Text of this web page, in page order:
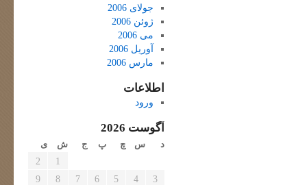
جولای 2006
ژوئن 2006
می 2006
آوریل 2006
مارس 2006
اطلاعات
ورود
آگوست 2026
د س چ پ ج ش ی
1
2
3
4
5
6
7
8
9